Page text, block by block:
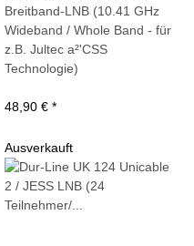
Breitband-LNB (10.41 GHz
Wideband / Whole Band - für
z.B. Jultec a²'CSS
Technologie)
48,90 € *
Ausverkauft